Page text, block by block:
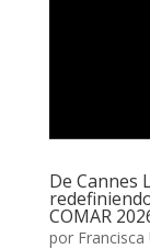
De Cannes
COMAR
por Francisca